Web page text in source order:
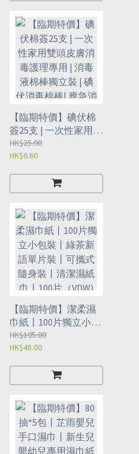
【臨期特價】碘伏棉
簽25支 | 一次性家用雙
頭皮膚消毒護理專用 |
消毒液棉棒獨立裝 | 碘
| 消毒棉簽- 碘伏（25
支紙盒裝）【非臨床
使用】（VFM）
HK$25.00
HK$6.60
【臨期特價】潔柔濕
巾紙丨100片獨立小包
裝丨綠茶新語單片裝
丨可攜式隨身裝丨清
HK$105.00
HK$48.00